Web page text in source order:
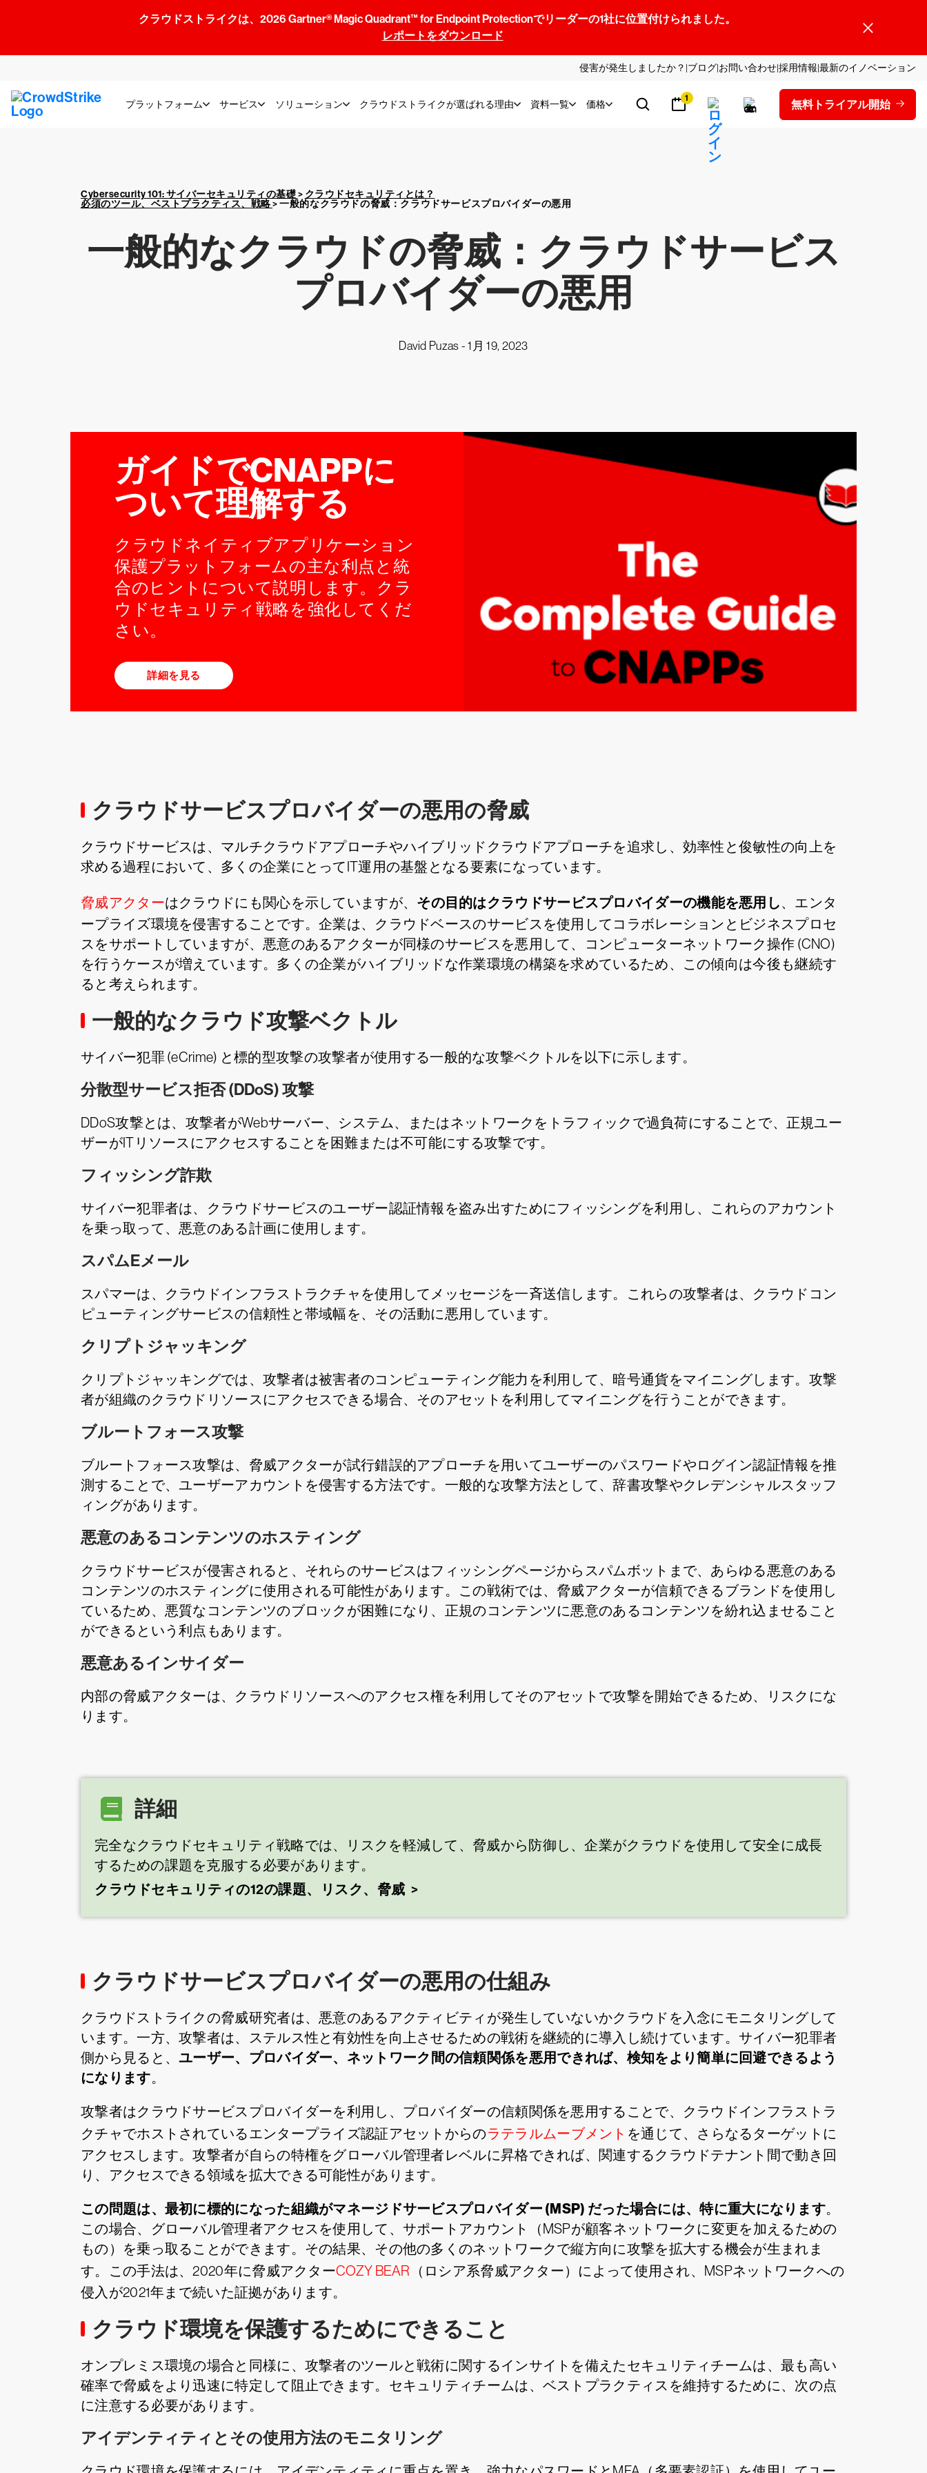
クラウドストライクは、2026 Gartner® Magic Quadrant™ for Endpoint Protectionでリーダーの1社に位置付けられました。
レポートをダウンロード
侵害が発生しましたか？ ブログ お問い合わせ採用情報 最新のイノベーション
プラットフォーム サービス ソリューション クラウドストライクが選ばれる理由 資料一覧 価格 1 無料トライアル開始
Cybersecurity 101: サイバーセキュリティの基礎> クラウドセキュリティとは？
必須のツール、ベストプラクティス、戦略>一般的なクラウドの脅威：クラウドサービスプロバイダーの悪用
一般的なクラウドの脅威：クラウドサービス
プロバイダーの悪用
David Puzas -1月 19, 2023
ガイドでCNAPPに
ついて理解する
クラウドネイティブアプリケーション
保護プラットフォームの主な利点と統
合のヒントについて説明します。クラ
ウドセキュリティ戦略を強化してくだ
さい。
詳細を見る
クラウドサービスプロバイダーの悪用の脅威
クラウドサービスは、マルチクラウドアプローチやハイブリッドクラウドアプローチを追求し、効率性と俊敏性の向上を
求める過程において、多くの企業にとってIT運用の基盤となる要素になっています。
脅威アクターはクラウドにも関心を示していますが、 その目的はクラウドサービスプロバイダーの機能を悪用し、エンタ
ープライズ環境を侵害することです。企業は、クラウドベースのサービスを使用してコラボレーションとビジネスプロセ
スをサポートしていますが、悪意のあるアクターが同様のサービスを悪用して、コンピューターネットワーク操作 (CNO)
を行うケースが増えています。多くの企業がハイブリッドな作業環境の構築を求めているため、この傾向は今後も継続す
ると考えられます。
一般的なクラウド攻撃ベクトル
サイバー犯罪 (eCrime) と標的型攻撃の攻撃者が使用する一般的な攻撃ベクトルを以下に示します。
分散型サービス拒否 (DDoS) 攻撃
DDoS攻撃とは、攻撃者がWebサーバー、システム、またはネットワークをトラフィックで過負荷にすることで、正規ユー
ザーがITリソースにアクセスすることを困難または不可能にする攻撃です。
フィッシング詐欺
サイバー犯罪者は、クラウドサービスのユーザー認証情報を盗み出すためにフィッシングを利用し、これらのアカウント
を乗っ取って、悪意のある計画に使用します。
スパムEメール
スパマーは、クラウドインフラストラクチャを使用してメッセージを一斉送信します。これらの攻撃者は、クラウドコン
ピューティングサービスの信頼性と帯域幅を、その活動に悪用しています。
クリプトジャッキング
クリプトジャッキングでは、攻撃者は被害者のコンピューティング能力を利用して、暗号通貨をマイニングします。攻撃
者が組織のクラウドリソースにアクセスできる場合、そのアセットを利用してマイニングを行うことができます。
ブルートフォース攻撃
ブルートフォース攻撃は、脅威アクターが試行錯誤的アプローチを用いてユーザーのパスワードやログイン認証情報を推
測することで、ユーザーアカウントを侵害する方法です。一般的な攻撃方法として、辞書攻撃やクレデンシャルスタッフ
ィングがあります。
悪意のあるコンテンツのホスティング
クラウドサービスが侵害されると、それらのサービスはフィッシングページからスパムボットまで、あらゆる悪意のある
コンテンツのホスティングに使用される可能性があります。この戦術では、脅威アクターが信頼できるブランドを使用し
ているため、悪質なコンテンツのブロックが困難になり、正規のコンテンツに悪意のあるコンテンツを紛れ込ませること
ができるという利点もあります。
悪意あるインサイダー
内部の脅威アクターは、クラウドリソースへのアクセス権を利用してそのアセットで攻撃を開始できるため、リスクにな
ります。
詳細
完全なクラウドセキュリティ戦略では、リスクを軽減して、脅威から防御し、企業がクラウドを使用して安全に成長
するための課題を克服する必要があります。
クラウドセキュリティの12の課題、リスク、脅威
クラウドサービスプロバイダーの悪用の仕組み
クラウドストライクの脅威研究者は、悪意のあるアクティビティが発生していないかクラウドを入念にモニタリングして
います。一方、攻撃者は、ステルス性と有効性を向上させるための戦術を継続的に導入し続けています。サイバー犯罪者
側から見ると、ユーザー、プロバイダー、ネットワーク間の信頼関係を悪用できれば、検知をより簡単に回避できるよう
になります。
攻撃者はクラウドサービスプロバイダーを利用し、プロバイダーの信頼関係を悪用することで、クラウドインフラストラ
クチャでホストされているエンタープライズ認証アセットからのラテラルムーブメント を通じて、さらなるターゲットに
アクセスします。攻撃者が自らの特権をグローバル管理者レベルに昇格できれば、関連するクラウドテナント間で動き回
り、アクセスできる領域を拡大できる可能性があります。
この問題は、最初に標的になった組織がマネージドサービスプロバイダー (MSP) だった場合には、特に重大になります。
この場合、グローバル管理者アクセスを使用して、サポートアカウント（MSPが顧客ネットワークに変更を加えるための
もの）を乗っ取ることができます。その結果、その他の多くのネットワークで縦方向に攻撃を拡大する機会が生まれま
す。この手法は、2020年に脅威アクターCOZY BEAR （ロシア系脅威アクター）によって使用され、MSPネットワークへの
侵入が2021年まで続いた証拠があります。
クラウド環境を保護するためにできること
オンプレミス環境の場合と同様に、攻撃者のツールと戦術に関するインサイトを備えたセキュリティチームは、最も高い
確率で脅威をより迅速に特定して阻止できます。セキュリティチームは、ベストプラクティスを維持するために、次の点
に注意する必要があります。
アイデンティティとその使用方法のモニタリング